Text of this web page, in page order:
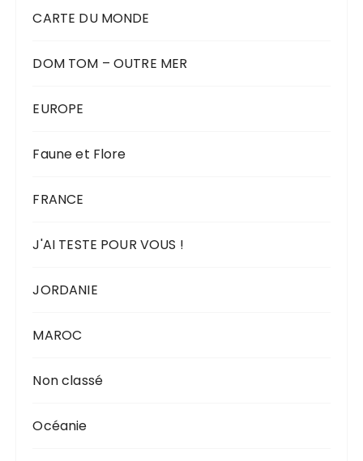
CARTE DU MONDE
DOM TOM – OUTRE MER
EUROPE
Faune et Flore
FRANCE
J'AI TESTE POUR VOUS !
JORDANIE
MAROC
Non classé
Océanie